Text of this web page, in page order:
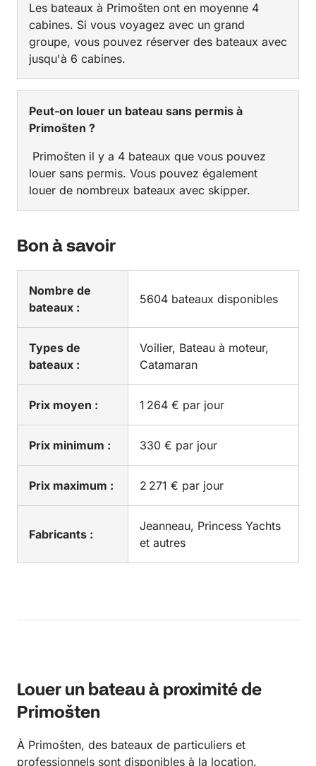
Les bateaux à Primošten ont en moyenne 4
cabines. Si vous voyagez avec un grand
groupe, vous pouvez réserver des bateaux avec
jusqu'à 6 cabines.
Peut-on louer un bateau sans permis à
Primošten ?
Primošten il y a 4 bateaux que vous pouvez
louer sans permis. Vous pouvez également
louer de nombreux bateaux avec skipper.
Bon à savoir
Nombre de
bateaux :
5604 bateaux disponibles
Types de
bateaux :
Voilier, Bateau à moteur,
Catamaran
Prix moyen : 1 264 € par jour
Prix minimum : 330 € par jour
Prix maximum : 2 271 € par jour
Fabricants :
Jeanneau, Princess Yachts
et autres
Louer un bateau à proximité de
Primošten
À Primošten, des bateaux de particuliers et
professionnels sont disponibles à la location.